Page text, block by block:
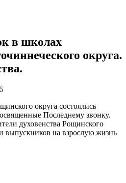
в школах
округа.
округа состоялись
Последнему звонку.
духовенства Рощинского
выпускников на взрослую жизнь